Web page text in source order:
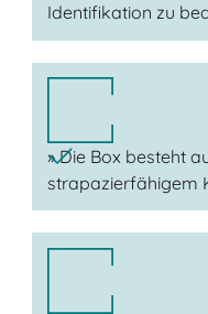
Identifikation zu
» Die Box besteht
strapazierfähigem